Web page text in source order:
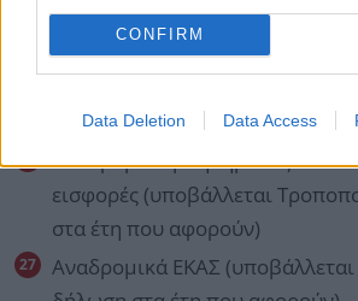
CONFIRM
Data Deletion Data Access
Τροποποιητική δήλωση στα
Αναδρομικά μερίσματος από
στα έτη που αφορούν)
Αναδρομικά βοηθήματος από
εισφορές (υποβάλλεται
στα έτη που αφορούν)
Αναδρομικά ΕΚΑΣ